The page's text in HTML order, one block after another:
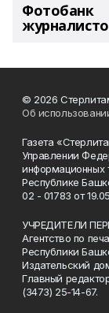
Фотобанк
© 2026
Об
Газета
Управлении
информационных
Республике
02 - 01783 от
УЧРЕДИТЕЛИ
Агентство по
Республики
Издательский
Главный
(3473) 25-14-67.